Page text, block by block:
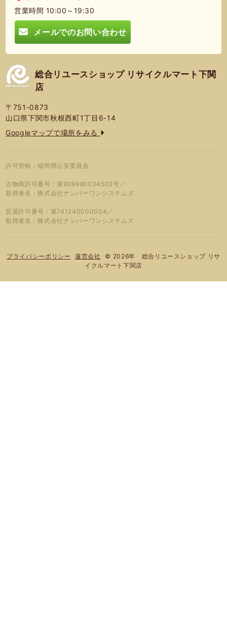
営業時間 10:00～19:30
メールでのお問い合わせ
総合リユースショップ リサイクルマート下関
店
〒751-0873
山口県下関市秋根西町1丁目6-14
Googleマップで場所をみる
許可管轄：福岡県公安委員会
古物商許可番号：第909990034502号／
取得者名：株式会社ナンバーワンシステムズ
質屋許可番号：第741240000004／
取得者名：株式会社ナンバーワンシステムズ
プライバシーポリシー 蓮営会社
© 2026年 総合リユースショップ リサ
イクルマート下関店